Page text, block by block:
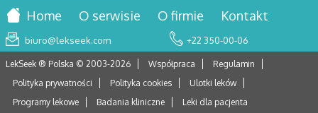
Home O serwisie O firmie Kontakt
biuro@lekseek.com +22 350-00-06
LekSeek ® Polska © 2003-2026 Współpraca
Regulamin
Polityka prywatności
Polityka cookies
Ulotki leków
Programy lekowe
Badania kliniczne Leki dla pacjenta